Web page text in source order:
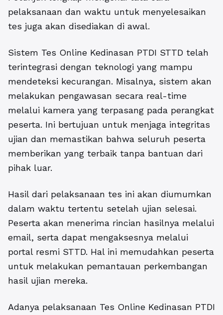
pelaksanaan dan waktu untuk menyelesaikan
tes juga akan disediakan di awal.
Sistem Tes Online Kedinasan PTDI STTD telah
terintegrasi dengan teknologi yang mampu
mendeteksi kecurangan. Misalnya, sistem akan
melakukan pengawasan secara real-time
melalui kamera yang terpasang pada perangkat
peserta. Ini bertujuan untuk menjaga integritas
ujian dan memastikan bahwa seluruh peserta
memberikan yang terbaik tanpa bantuan dari
pihak luar.
Hasil dari pelaksanaan tes ini akan diumumkan
dalam waktu tertentu setelah ujian selesai.
Peserta akan menerima rincian hasilnya melalui
email, serta dapat mengaksesnya melalui
portal resmi STTD. Hal ini memudahkan peserta
untuk melakukan pemantauan perkembangan
hasil ujian mereka.
Adanya pelaksanaan Tes Online Kedinasan PTDI